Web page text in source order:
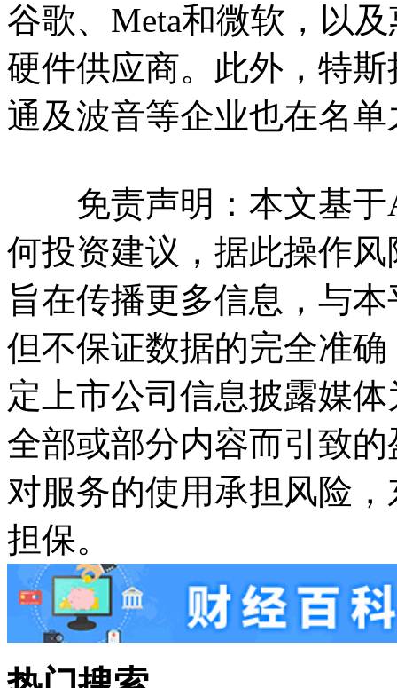
谷歌、Meta和微软，以
硬件供应商。此外，特
通及波音等企业也在名单
免责声明：本文基于
何投资建议，据此操作
旨在传播更多信息，与
但不保证数据的完全准
定上市公司信息披露媒
全部或部分内容而引致
对服务的使用承担风险
担保。